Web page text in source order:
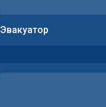
Эвакуатор